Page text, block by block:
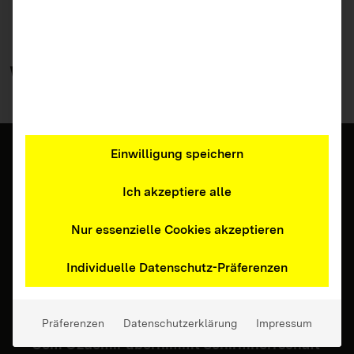
Weitere
Jugendliche, Lehrkräfte, Ältere Menschen
Cem Özdemir übernimmt Schirmherrschaft
Einwilligung speichern
Ich akzeptiere alle
Nur essenzielle Cookies akzeptieren
Individuelle Datenschutz-Präferenzen
Präferenzen Datenschutzerklärung Impressum